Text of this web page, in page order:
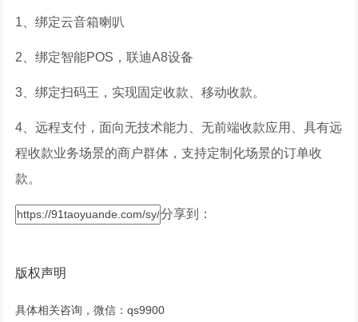
1、绑定云音箱喇叭
2、绑定智能POS，联迪A8设备
3、绑定扫码王，实现固定收款、移动收款。
4、远程支付，面向无技术能力、无前端收款应用、具有远
程收款业务场景的商户群体，支持定制化场景的订单收
款。
分享到：
版权声明
具体相关咨询，微信：qs9900